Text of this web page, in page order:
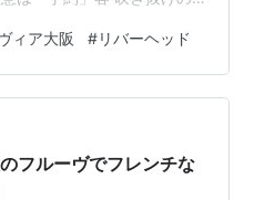
ス至便、JR大阪駅直結の
JR大阪駅コンコースからす
1階のカフェティーラウン
い。 ですが、19階のラウ
ないので、カフェ難民にな
ィア大阪 #リバーヘッド
フルーヴでフレンチな